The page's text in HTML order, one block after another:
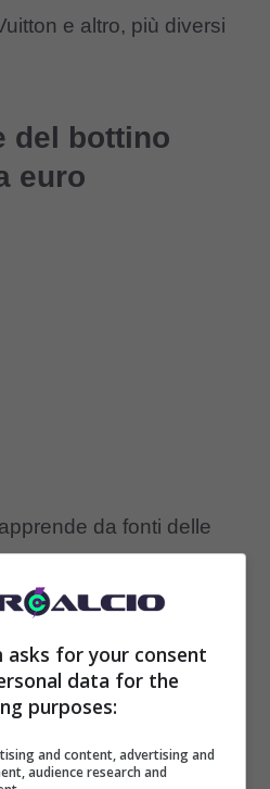
e altro, più diversi
del bottino
euro
da fonti delle
stava giocando la
Il giocatore se ne è
a casa, dove ha
cosa non aveva più. Gli
asks for your consent
data for the
purposes:
and content, advertising and
audience research and